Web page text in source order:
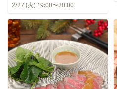
2/27 (火) 19:00〜20:00